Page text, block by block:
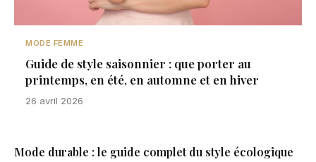
MODE FEMME
Guide de style saisonnier : que porter au
printemps, en été, en automne et en hiver
26 avril 2026
Mode durable : le guide complet du style écologique